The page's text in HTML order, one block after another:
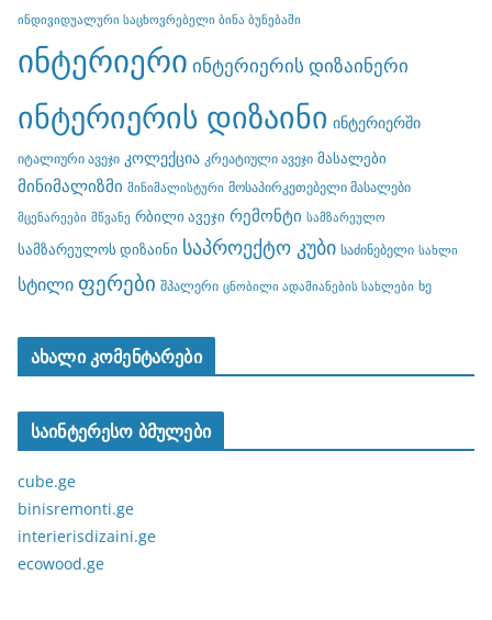
ინდივიდუალური საცხოვრებელი ბინა ბუნებაში
ინტერიერი ინტერიერის დიზაინერი
ინტერიერის დიზაინი ინტერიერში
იტალიური ავეჯი კოლექცია კრეატიული ავეჯი მასალები
მინიმალიზმი მინიმალისტური მოსაპირკეთებელი მასალები
მცენარეები მწვანე რბილი ავეჯი რემონტი სამზარეულო
სამზარეულოს დიზაინი საპროექტო კუბი საძინებელი სახლი
სტილი ფერები შპალერი ცნობილი ადამიანების სახლები ხე
ახალი კომენტარები
საინტერესო ბმულები
cube.ge
binisremonti.ge
interierisdizaini.ge
ecowood.ge